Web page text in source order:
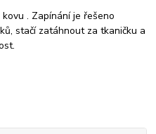
. Zapínání je řešeno
stačí zatáhnout za tkaničku a